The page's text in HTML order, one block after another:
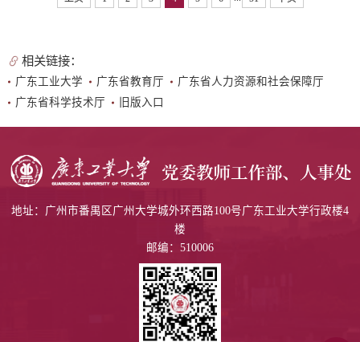
相关链接：
广东工业大学 广东省教育厅
广东省人力资源和社会保障厅
广东省科学技术厅
旧版入口
地址：广州市番禺区广州大学城外环西路100号广东工业大学行政楼4
楼
邮编：510006